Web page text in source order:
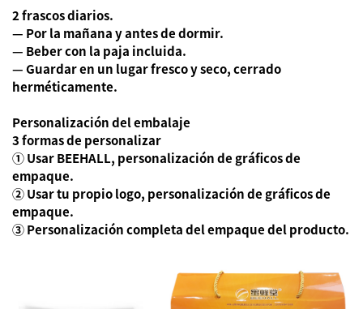
2 frascos diarios.
— Por la mañana y antes de dormir.
— Beber con la paja incluida.
— Guardar en un lugar fresco y seco, cerrado
herméticamente.
Personalización del embalaje
3 formas de personalizar
① Usar BEEHALL, personalización de gráficos de
empaque.
② Usar tu propio logo, personalización de gráficos de
empaque.
③ Personalización completa del empaque del producto.